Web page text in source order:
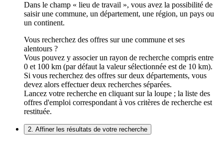
Dans le champ « lieu de travail », vous avez la possibilité de
saisir une commune, un département, une région, un pays ou
un continent.
Vous recherchez des offres sur une commune et ses
alentours ?
Vous pouvez y associer un rayon de recherche compris entre
0 et 100 km (par défaut la valeur sélectionnée est de 10 km).
Si vous recherchez des offres sur deux départements, vous
devez alors effectuer deux recherches séparées.
Lancez votre recherche en cliquant sur la loupe ; la liste des
offres d'emploi correspondant à vos critères de recherche est
restituée.
2. Affiner les résultats de votre recherche